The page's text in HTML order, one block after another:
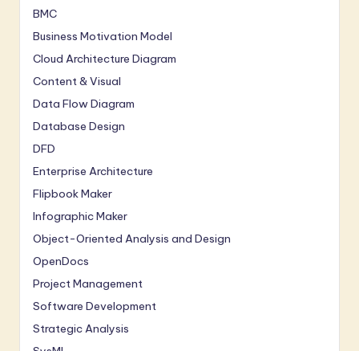
BMC
Business Motivation Model
Cloud Architecture Diagram
Content & Visual
Data Flow Diagram
Database Design
DFD
Enterprise Architecture
Flipbook Maker
Infographic Maker
Object-Oriented Analysis and Design
OpenDocs
Project Management
Software Development
Strategic Analysis